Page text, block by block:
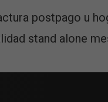
de nuevo.
postpago u
stand alone